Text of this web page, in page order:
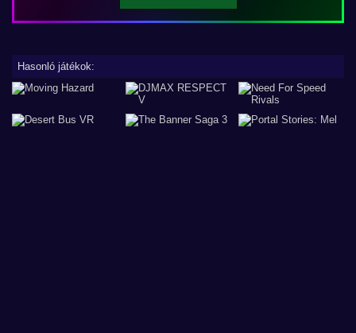
Hasonló játékok: